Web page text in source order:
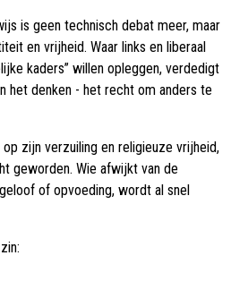
is geen technisch debat meer, maar
en vrijheid. Waar links en liberaal
kaders” willen opleggen, verdedigt
het denken - het recht om anders te
zijn verzuiling en religieuze vrijheid,
geworden. Wie afwijkt van de
of opvoeding, wordt al snel